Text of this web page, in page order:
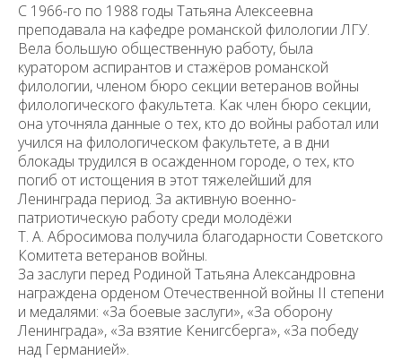
С 1966-го по 1988 годы Татьяна Алексеевна
преподавала на кафедре романской филологии ЛГУ.
Вела большую общественную работу, была
куратором аспирантов и стажёров романской
филологии, членом бюро секции ветеранов войны
филологического факультета. Как член бюро секции,
она уточняла данные о тех, кто до войны работал или
учился на филологическом факультете, а в дни
блокады трудился в осажденном городе, о тех, кто
погиб от истощения в этот тяжелейший для
Ленинграда период. За активную военно-
патриотическую работу среди молодёжи
Т. А. Абросимова получила благодарности Советского
Комитета ветеранов войны.
За заслуги перед Родиной Татьяна Александровна
награждена орденом Отечественной войны II степени
и медалями: «За боевые заслуги», «За оборону
Ленинграда», «За взятие Кенигсберга», «За победу
над Германией».
На данном информационном ресурсе могут быть
опубликованы архивные материалы с упоминанием
физических и юридических лиц, включенных
Министерством юстиции Российской Федерации в реестр
иностранных агентов, а также организаций, признанных
экстремистскими и запрещенных на территории
Российской Федерации.